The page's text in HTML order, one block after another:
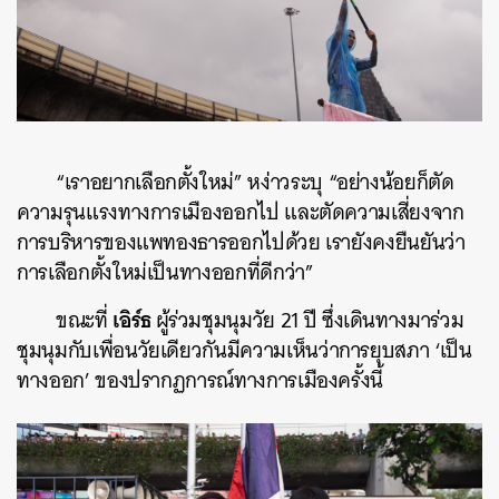
“เราอยากเลือกตั้งใหม่” หง่าวระบุ “อย่างน้อยก็ตัด
ความรุนแรงทางการเมืองออกไป และตัดความเสี่ยงจาก
การบริหารของแพทองธารออกไปด้วย เรายังคงยืนยันว่า
การเลือกตั้งใหม่เป็นทางออกที่ดีกว่า”
ขณะที่เอิร์ธผู้ร่วมชุมนุมวัย 21 ปี ซึ่งเดินทางมาร่วม
ชุมนุมกับเพื่อนวัยเดียวกันมีความเห็นว่าการยุบสภา ‘เป็น
ทางออก’ ของปรากฏการณ์ทางการเมืองครั้งนี้